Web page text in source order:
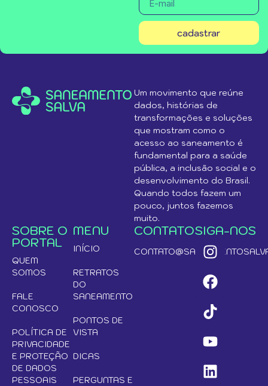
cadastrar
Um movimento que reúne
dados, histórias de
transformações e soluções
que mostram como o
acesso ao saneamento é
fundamental para a saúde
pública, a inclusão social e o
desenvolvimento do Brasil.
Quando todos fazem um
pouco, juntos fazemos
muito.
SOBRE O
PORTAL
QUEM
SOMOS
FALE
CONOSCO
POLÍTICA DE
PRIVACIDADE
E PROTEÇÃO
DE DADOS
PESSOAIS
MENU
INÍCIO
RETRATOS
DO
SANEAMENTO
PONTOS DE
VISTA
DICAS
PERGUNTAS E
CONTATOSIGA-NOS